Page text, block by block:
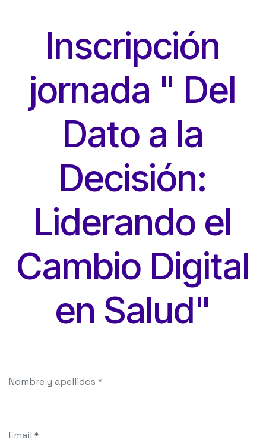
Inscripción
jornada " Del
Dato a la
Decisión:
Liderando el
Cambio Digital
en Salud"
Nombre y apellidos *
Email *